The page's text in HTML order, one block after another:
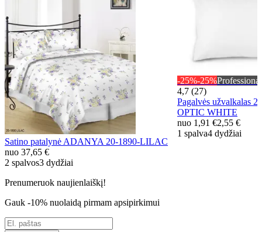
Satino patalynė ADANYA 20-1890-LILAC
nuo 37,65 €
2 spalvos3 dydžiai
-25%-25%Professional
4,7 (27)
Pagalvės užvalkalas
OPTIC WHITE
nuo 1,91 €2,55 €
1 spalva4 dydžiai
Prenumeruok naujienlaiškį!
Gauk -10% nuolaidą pirmam apsipirkimui